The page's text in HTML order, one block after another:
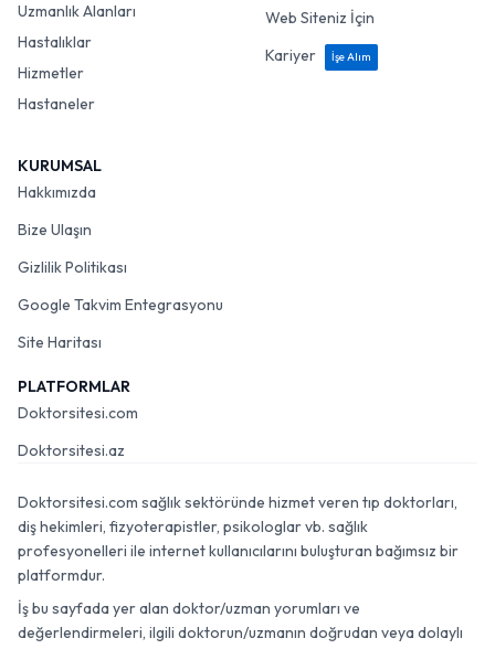
Uzmanlık Alanları
Hastalıklar
Hizmetler
Hastaneler
Web Siteniz İçin
Kariyer
İşe Alım
KURUMSAL
Hakkımızda
Bize Ulaşın
Gizlilik Politikası
Google Takvim Entegrasyonu
Site Haritası
PLATFORMLAR
Doktorsitesi.com
Doktorsitesi.az
Doktorsitesi.com sağlık sektöründe hizmet veren tıp doktorları,
diş hekimleri, fizyoterapistler, psikologlar vb. sağlık
profesyonelleri ile internet kullanıcılarını buluşturan bağımsız bir
platformdur.
İş bu sayfada yer alan doktor/uzman yorumları ve
değerlendirmeleri, ilgili doktorun/uzmanın doğrudan veya dolaylı